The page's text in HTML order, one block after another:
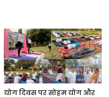
योग दिवस पर सोहम योग और